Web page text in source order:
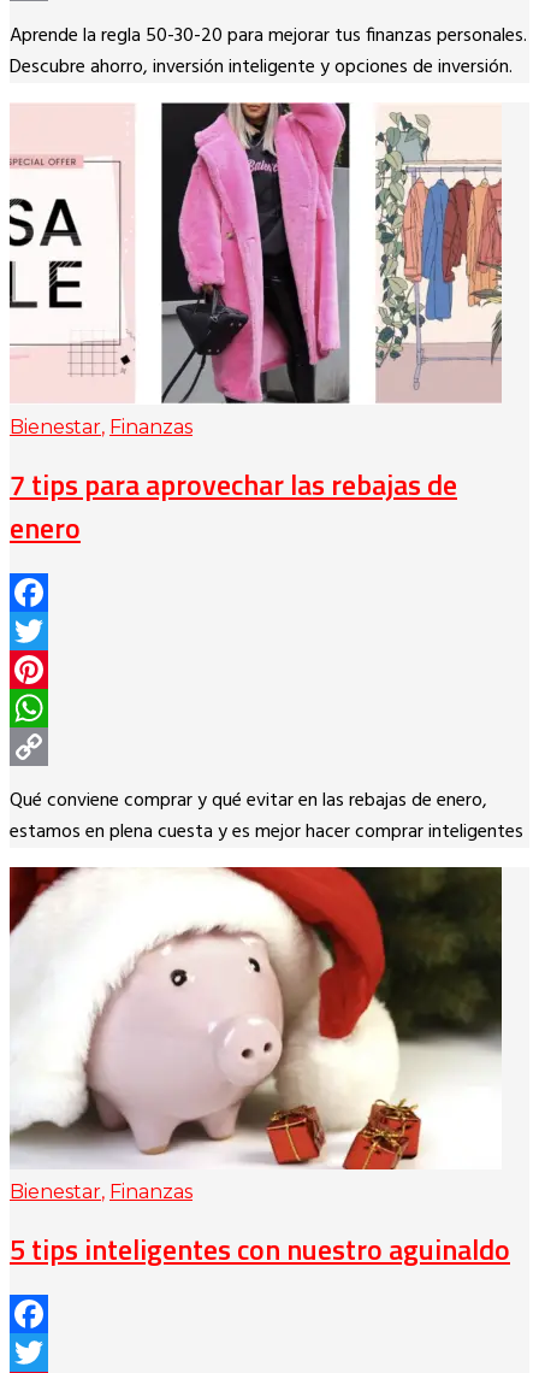
Copy
Link
Aprende la regla 50-30-20 para mejorar tus finanzas personales.
Descubre ahorro, inversión inteligente y opciones de inversión.
Bienestar, Finanzas
7 tips para aprovechar las rebajas de
enero
Facebook
Twitter
Pinterest
WhatsApp
Copy
Link
Qué conviene comprar y qué evitar en las rebajas de enero,
estamos en plena cuesta y es mejor hacer comprar inteligentes
Bienestar, Finanzas
5 tips inteligentes con nuestro aguinaldo
Facebook